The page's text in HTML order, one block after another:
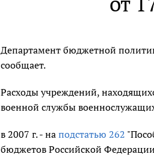
Департамент бюджетной
сообщает.
Расходы учреждений,
военной службы
в 2007 г. - на подстатью 262
бюджетов Российской